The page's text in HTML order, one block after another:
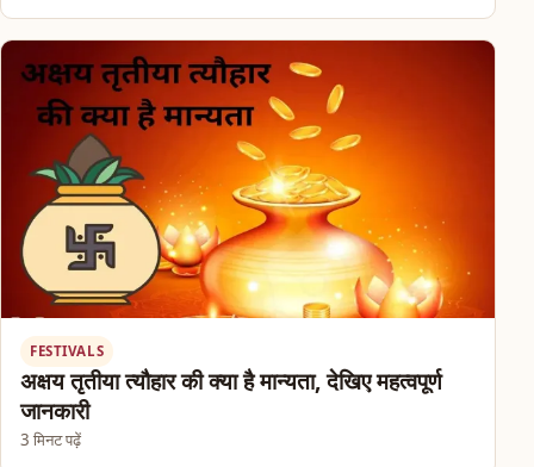
FESTIVALS
अक्षय तृतीया त्यौहार की क्या है मान्यता, देखिए महत्वपूर्ण
जानकारी
3 मिनट पढ़ें